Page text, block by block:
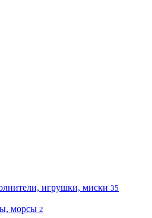
игрушки, миски 35
морсы 2